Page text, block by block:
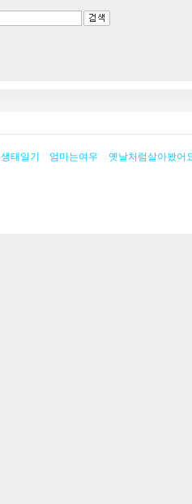
생태일기 엄마는여우 옛날처럼살아봤어